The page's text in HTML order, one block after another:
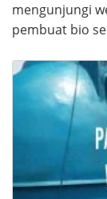
mengunjungi
pembuat bio